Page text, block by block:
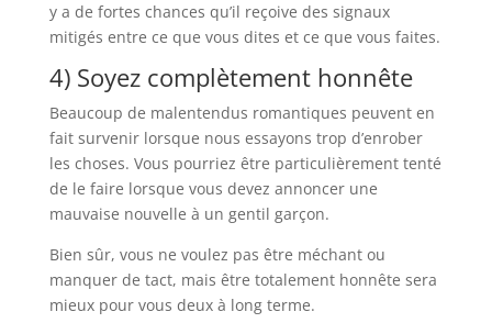
y a de fortes chances qu’il reçoive des signaux
mitigés entre ce que vous dites et ce que vous faites.
4) Soyez complètement honnête
Beaucoup de malentendus romantiques peuvent en
fait survenir lorsque nous essayons trop d’enrober
les choses. Vous pourriez être particulièrement tenté
de le faire lorsque vous devez annoncer une
mauvaise nouvelle à un gentil garçon.
Bien sûr, vous ne voulez pas être méchant ou
manquer de tact, mais être totalement honnête sera
mieux pour vous deux à long terme.